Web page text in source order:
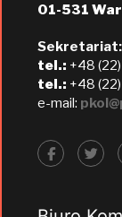
01-531
Sekretariat:
tel.: +48
tel.: +48
e-mail: